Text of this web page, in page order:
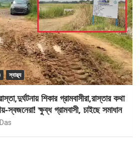
স্বাস্থ্য
শিকার গ্রামবাসীরা,রাস্তার কথা
স্বজনেরা! ক্ষুব্ধ গ্রামবাসী, চাইছে সমাধান